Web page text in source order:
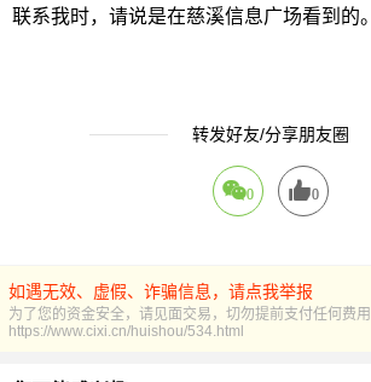
联系我时，请说是在慈溪信息广场看到的。
转发好友/分享朋友圈
0 0
如遇无效、虚假、诈骗信息，请点我举报
为了您的资金安全，请见面交易，切勿提前支付任何费用
https://www.cixi.cn/huishou/534.html